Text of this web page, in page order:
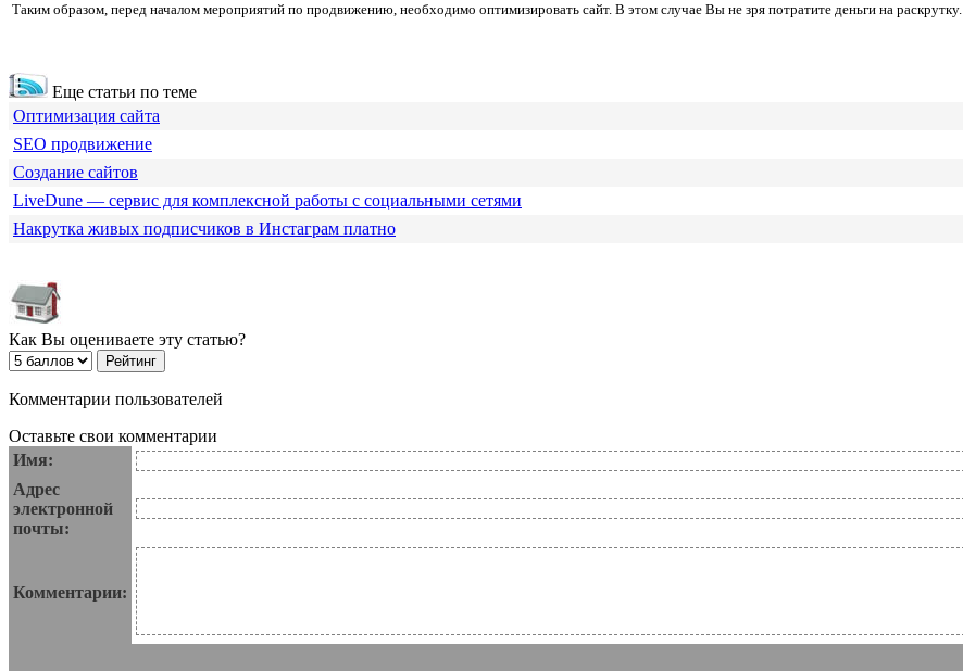
Таким образом, перед началом мероприятий по продвижению, необходимо оптимизировать сайт. В этом случае Вы не зря потратите деньги на раскрутку.
Еще статьи по теме
Оптимизация сайта
SEO продвижение
Создание сайтов
LiveDune — сервис для комплексной работы с социальными сетями
Накрутка живых подписчиков в Инстаграм платно
Как Вы оцениваете эту статью?
Комментарии пользователей
Оставьте свои комментарии
Имя:
Адрес
электронной
почты:
Комментарии: